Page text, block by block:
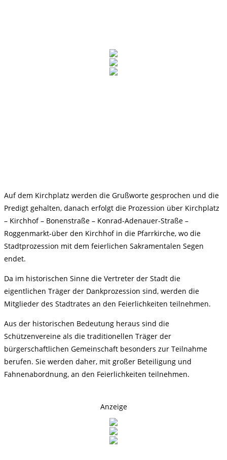
Auf dem Kirchplatz werden die Grußworte gesprochen und die
Predigt gehalten, danach erfolgt die Prozession über Kirchplatz
– Kirchhof – Bonenstraße – Konrad-Adenauer-Straße –
Roggenmarkt-über den Kirchhof in die Pfarrkirche, wo die
Stadtprozession mit dem feierlichen Sakramentalen Segen
endet.
Da im historischen Sinne die Vertreter der Stadt die
eigentlichen Träger der Dankprozession sind, werden die
Mitglieder des Stadtrates an den Feierlichkeiten teilnehmen.
Aus der historischen Bedeutung heraus sind die
Schützenvereine als die traditionellen Träger der
bürgerschaftlichen Gemeinschaft besonders zur Teilnahme
berufen. Sie werden daher, mit großer Beteiligung und
Fahnenabordnung, an den Feierlichkeiten teilnehmen.
Anzeige